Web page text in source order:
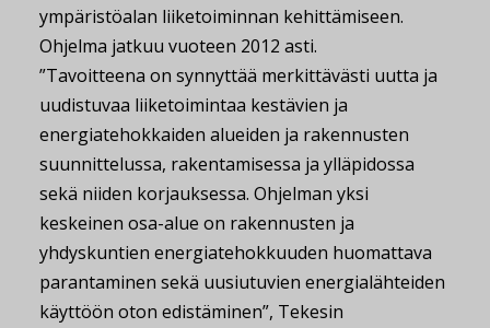
ympäristöalan liiketoiminnan kehittämiseen.
Ohjelma jatkuu vuoteen 2012 asti.
”Tavoitteena on synnyttää merkittävästi uutta ja
uudistuvaa liiketoimintaa kestävien ja
energiatehokkaiden alueiden ja rakennusten
suunnittelussa, rakentamisessa ja ylläpidossa
sekä niiden korjauksessa. Ohjelman yksi
keskeinen osa-alue on rakennusten ja
yhdyskuntien energiatehokkuuden huomattava
parantaminen sekä uusiutuvien energialähteiden
käyttöön oton edistäminen”, Tekesin